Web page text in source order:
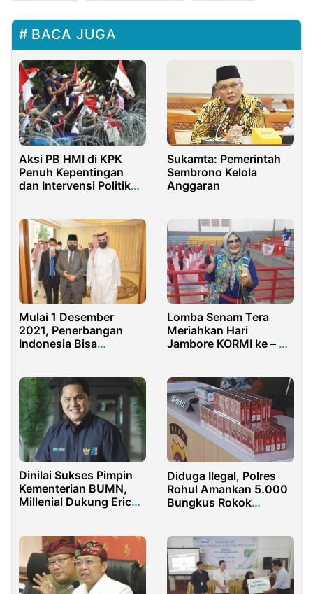
BACA JUGA
Aksi PB HMI di KPK
Penuh Kepentingan
dan Intervensi Politik
Sukamta: Pemerintah
Sembrono Kelola
Anggaran
Mulai 1 Desember
2021, Penerbangan
Indonesia Bisa
Lomba Senam Tera
Meriahkan Hari
Jambore KORMI ke – 3
Dinilai Sukses Pimpin
Kementerian BUMN,
Millenial Dukung Erick
Diduga Ilegal, Polres
Rohul Amankan 5.000
Bungkus Rokok
Lamban?